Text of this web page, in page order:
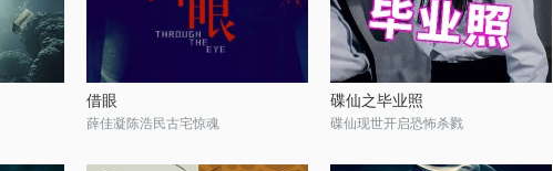
借眼
薛佳凝陈浩民古宅惊魂
碟仙之毕业照
碟仙现世开启恐怖杀戮